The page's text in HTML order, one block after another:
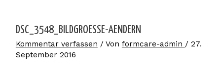
DSC_3548_BILDGROESSE-AENDERN
Kommentar verfassen / Von formcare-admin / 27.
September 2016